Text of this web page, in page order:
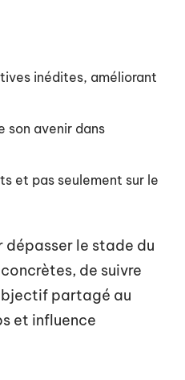
inédites, améliorant
son avenir dans
et pas seulement sur le
dépasser le stade du
de suivre
partagé au
et influence